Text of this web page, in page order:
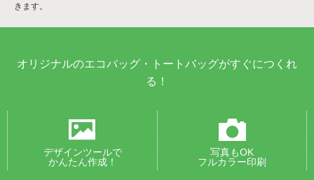
きます。
オリジナルのエコバッグ・トートバッグがすぐにつくれ
る！
デザインツールで
かんたん作成！
写真もOK
フルカラー印刷